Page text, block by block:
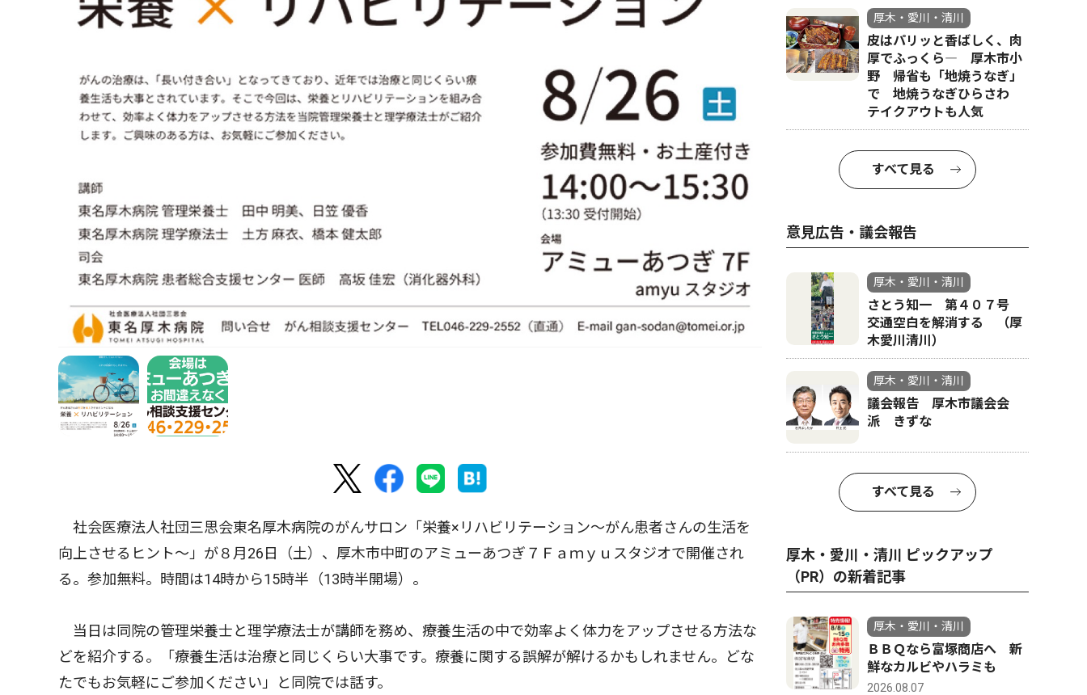
社会医療法人社団三思会東名厚木病院のがんサロン「栄養×リハビリテーション〜がん患者さんの生活を
向上させるヒント〜」が８月26日（土）、厚木市中町のアミューあつぎ７Ｆａｍｙｕスタジオで開催され
る。参加無料。時間は14時から15時半（13時半開場）。
当日は同院の管理栄養士と理学療法士が講師を務め、療養生活の中で効率よく体力をアップさせる方法な
どを紹介する。「療養生活は治療と同じくらい大事です。療養に関する誤解が解けるかもしれません。どな
たでもお気軽にご参加ください」と同院では話す。
厚木・愛川・清川
皮はパリッと香ばしく、肉
厚でふっくら― 厚木市小
野 帰省も「地焼うなぎ」
で 地焼うなぎひらさわ
テイクアウトも人気
すべて見る
意見広告・議会報告
厚木・愛川・清川
さとう知一 第４０７号
交通空白を解消する （厚
木愛川清川）
厚木・愛川・清川
議会報告 厚木市議会会
派 きずな
すべて見る
厚木・愛川・清川 ピックアップ
（PR）の新着記事
厚木・愛川・清川
ＢＢＱなら富塚商店へ 新
鮮なカルビやハラミも
2026.08.07